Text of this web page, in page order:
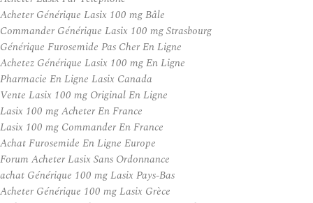
Acheter Générique Lasix 100 mg Bâle
Commander Générique Lasix 100 mg Strasbourg
Générique Furosemide Pas Cher En Ligne
Achetez Générique Lasix 100 mg En Ligne
Pharmacie En Ligne Lasix Canada
Vente Lasix 100 mg Original En Ligne
Lasix 100 mg Acheter En France
Lasix 100 mg Commander En France
Achat Furosemide En Ligne Europe
Forum Acheter Lasix Sans Ordonnance
achat Générique 100 mg Lasix Pays-Bas
Acheter Générique 100 mg Lasix Grèce